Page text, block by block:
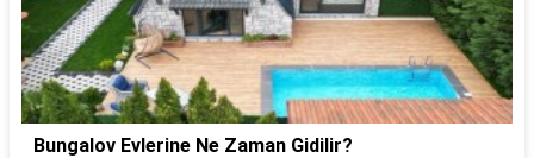
Bungalov Evlerine Ne Zaman Gidilir?